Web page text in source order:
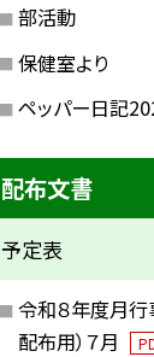
部活動
保健室より
ペッパー日記
配布文書
予定表
令和８年度月行
配布用）７月